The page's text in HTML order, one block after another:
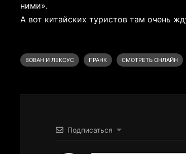
ними».
А вот китайских туристов там очень
ВОВАН И ЛЕКСУС ПРАНК СМОТРЕТЬ ОНЛАЙН
Подписаться